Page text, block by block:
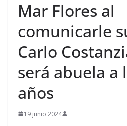
Mar Flores al
comunicarle
Carlo
será abuela a
años
19 junio 2024